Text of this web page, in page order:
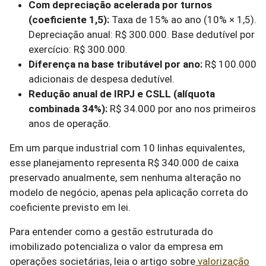
Com depreciação acelerada por turnos
(coeficiente 1,5): Taxa de 15% ao ano (10% × 1,5).
Depreciação anual: R$ 300.000. Base dedutível por
exercício: R$ 300.000.
Diferença na base tributável por ano: R$ 100.000
adicionais de despesa dedutível.
Redução anual de IRPJ e CSLL (alíquota
combinada 34%): R$ 34.000 por ano nos primeiros
anos de operação.
Em um parque industrial com 10 linhas equivalentes,
esse planejamento representa R$ 340.000 de caixa
preservado anualmente, sem nenhuma alteração no
modelo de negócio, apenas pela aplicação correta do
coeficiente previsto em lei.
Para entender como a gestão estruturada do
imobilizado potencializa o valor da empresa em
operações societárias, leia o artigo sobre valorização